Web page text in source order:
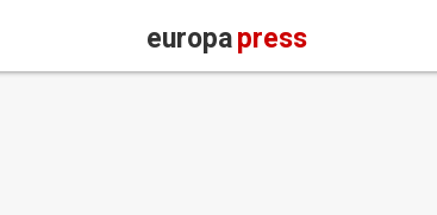
europapress